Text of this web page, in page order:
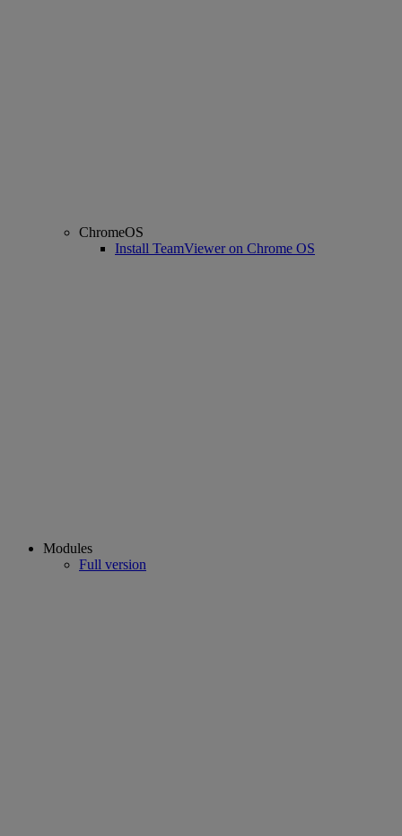
ChromeOS
Install TeamViewer on Chrome OS
Modules
Full version